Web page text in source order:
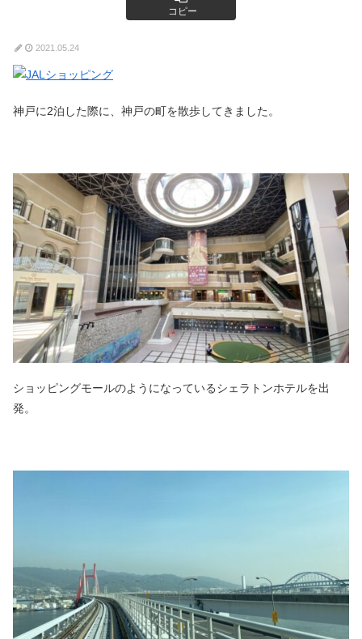
コピー
2021.05.24
神戸に2泊した際に、神戸の町を散歩してきました。
ショッピングモールのようになっているシェラトンホテルを出
発。